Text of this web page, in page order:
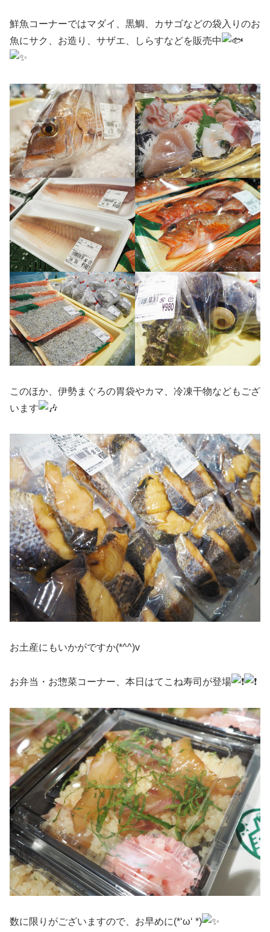
鮮魚コーナーではマダイ、黒鯛、カサゴなどの袋入りのお
魚にサク、お造り、サザエ、しらすなどを販売中
このほか、伊勢まぐろの胃袋やカマ、冷凍干物などもござ
います
お土産にもいかがですか(*^^)v
お弁当・お惣菜コーナー、本日はてこね寿司が登場
数に限りがございますので、お早めに(*‘ω‘ *)